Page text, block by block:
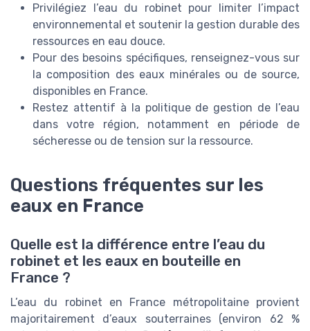
Privilégiez l’eau du robinet pour limiter l’impact
environnemental et soutenir la gestion durable des
ressources en eau douce.
Pour des besoins spécifiques, renseignez-vous sur
la composition des eaux minérales ou de source,
disponibles en France.
Restez attentif à la politique de gestion de l’eau
dans votre région, notamment en période de
sécheresse ou de tension sur la ressource.
Questions fréquentes sur les
eaux en France
Quelle est la différence entre l’eau du
robinet et les eaux en bouteille en
France ?
L’eau du robinet en France métropolitaine provient
majoritairement d’eaux souterraines (environ 62 %